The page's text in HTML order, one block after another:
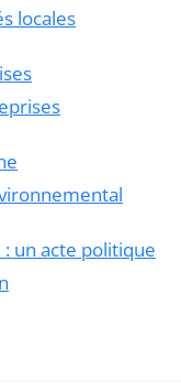
locales
un acte politique